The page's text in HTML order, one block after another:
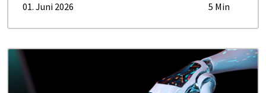
01. Juni 2026
5 Min